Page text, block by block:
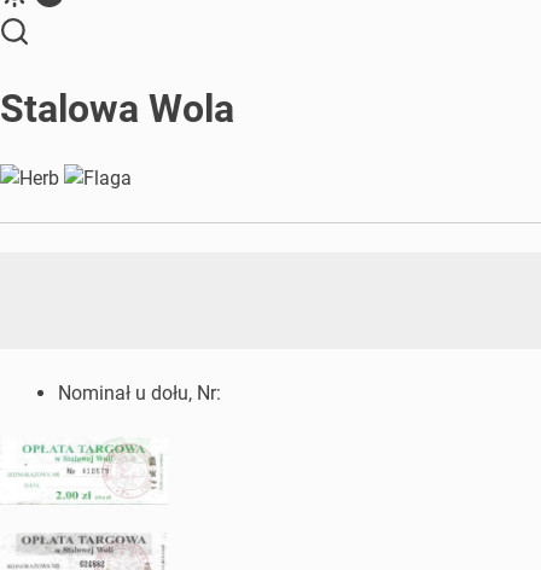
Stalowa Wola
Nominał u dołu, Nr: